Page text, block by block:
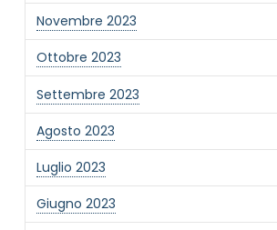
Novembre 2023
Ottobre 2023
Settembre 2023
Agosto 2023
Luglio 2023
Giugno 2023